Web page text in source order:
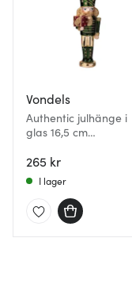
Vondels
Authentic julhänge i
glas 16,5 cm
265 kr
I lager